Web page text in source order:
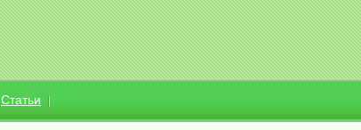
Статьи